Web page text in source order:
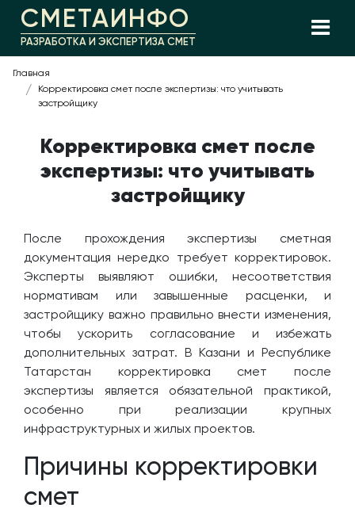
СМЕТАИНФО
РАЗРАБОТКА И ЭКСПЕРТИЗА СМЕТ
Главная
Корректировка смет после экспертизы: что учитывать
застройщику
Корректировка смет после
экспертизы: что учитывать
застройщику
После прохождения экспертизы сметная
документация нередко требует корректировок.
Эксперты выявляют ошибки, несоответствия
нормативам или завышенные расценки, и
застройщику важно правильно внести изменения,
чтобы ускорить согласование и избежать
дополнительных затрат. В Казани и Республике
Татарстан корректировка смет после
экспертизы является обязательной практикой,
особенно при реализации крупных
инфраструктурных и жилых проектов.
Причины корректировки
смет